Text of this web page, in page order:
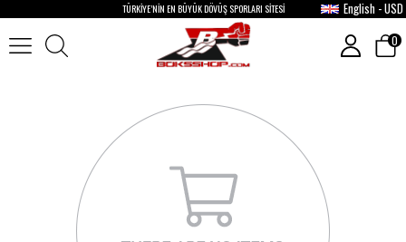
TÜRKİYE’NİN EN BÜYÜK DÖVÜŞ SPORLARI SİTESİ English - USD
0